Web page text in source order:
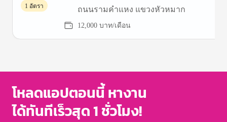
ถนนรามคำแหง แขวงหัวหมาก
12,000 บาท/เดือน
1 อัตรา
of
โหลดแอปตอนนี้ หางาน
ได้ทันทีเร็วสุด 1 ชั่วโมง!